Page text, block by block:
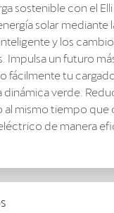
sostenible con el Elli
solar mediante
y los
Impulsa un futuro
fácilmente tu
verde.
mismo tiempo que
de manera